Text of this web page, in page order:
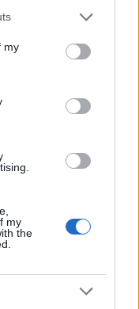
or more Google
You may click to
third-party tags to
in below Google
my
my
the
a
is beszámolva,
a világ
egy újabb pipa
fantasztikus
még nagyobb